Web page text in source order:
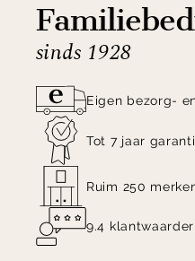
sinds 1928
Eigen bezorg-
Tot 7 jaar
Ruim 250
9.4